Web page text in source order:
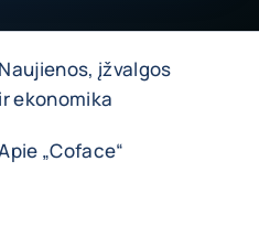
Naujienos, įžvalgos
ir ekonomika
„Coface“